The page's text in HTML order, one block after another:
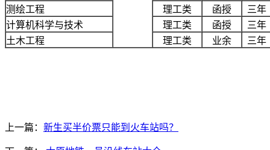
测绘工程
理工类 函授
三年
计算机科学与技术
理工类 函授
三年
土木工程
理工类 业余 三年
上一篇： 新生买半价票只能到火车站吗？